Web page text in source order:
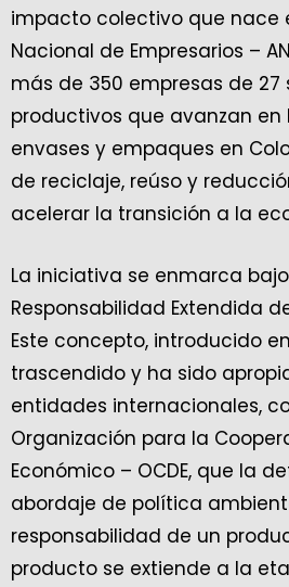
impacto colectivo que nace
Nacional de Empresarios –
más de 350 empresas de 27
productivos que avanzan en
envases y empaques en
de reciclaje, reúso y
acelerar la transición a la
La iniciativa se enmarca
Responsabilidad Extendida
Este concepto, introducido
trascendido y ha sido
entidades internacionales,
Organización para la
Económico – OCDE, que la
abordaje de política
responsabilidad de un
producto se extiende a la